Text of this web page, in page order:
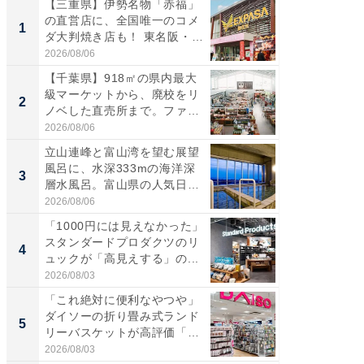
1
【三重県】伊勢名物「赤福」
の直営店に、全国唯一のコメ
ダ大判焼き店も！ 東名阪・
伊...
2026/08/06
2
【千葉県】918㎡の県内最大
級マーケットから、廃校をリ
ノベした直売所まで。ファ
ー...
2026/08/06
3
立山連峰と富山湾を望む展望
風呂に、水深333mの海洋深
層水風呂。富山県の人気日
帰...
2026/08/06
4
「1000円には見えなかった」
スタンダードプロダクツのリ
ュックが「高見えする」の...
2026/08/03
5
「これ絶対に便利なやつや」
ダイソーの折り畳み式ランド
リーバスケットが高評価「使
わ...
2026/08/03